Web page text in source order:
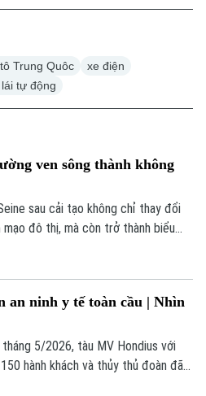
Trung Quôc
xe điện
tự động
ven sông thành không
sau cải tạo không chỉ thay đổi
mạo đô thị, mà còn trở thành biểu
trở lại gần hơn với đời sống người
an ninh y tế toàn cầu | Nhìn
5/2026, tàu MV Hondius với
hành khách và thủy thủ đoàn đã